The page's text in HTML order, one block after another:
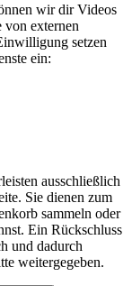
wir dir Videos
von externen
setzen
ein:
ausschließlich
Sie dienen zum
sammeln oder
Ein Rückschluss
und dadurch
weitergegeben.